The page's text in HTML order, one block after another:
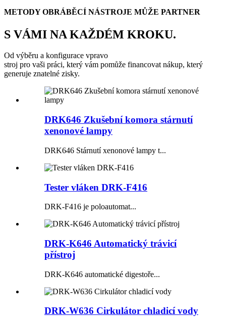
METODY OBRÁBĚCÍ NÁSTROJE MŮŽE PARTNER
S VÁMI NA KAŽDÉM KROKU.
Od výběru a konfigurace vpravo
stroj pro vaši práci, který vám pomůže financovat nákup, který
generuje znatelné zisky.
DRK646 Zkušební komora stárnutí
xenonové lampy
DRK646 Stárnutí xenonové lampy t...
Tester vláken DRK-F416
DRK-F416 je poloautomat...
DRK-K646 Automatický trávicí
přístroj
DRK-K646 automatické digestoře...
DRK-W636 Cirkulátor chladicí vody